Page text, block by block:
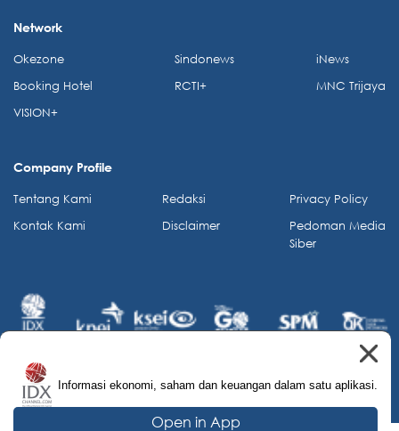
Informasi ekonomi, saham dan keuangan dalam satu aplikasi.
Open in App
Network
Okezone
Booking Hotel
VISION+
Sindonews
RCTI+
iNews
MNC Trijaya
Company Profile
Tentang Kami
Kontak Kami
Redaksi
Disclaimer
Privacy Policy
Pedoman Media
Siber
© 2026 IDX Channel. All Rights Reserved.